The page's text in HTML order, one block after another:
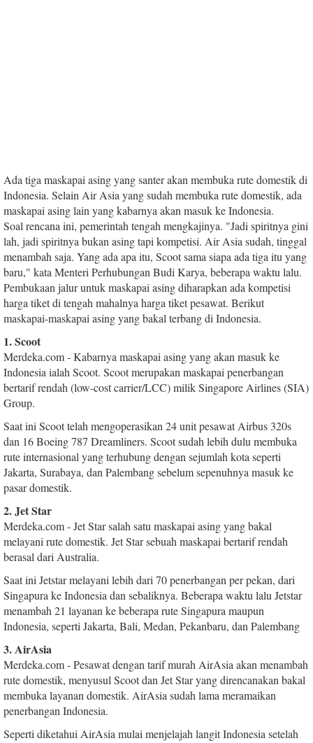
Ada tiga maskapai asing yang santer akan membuka rute domestik di
Indonesia. Selain Air Asia yang sudah membuka rute domestik, ada
maskapai asing lain yang kabarnya akan masuk ke Indonesia.
Soal rencana ini, pemerintah tengah mengkajinya. "Jadi spiritnya gini
lah, jadi spiritnya bukan asing tapi kompetisi. Air Asia sudah, tinggal
menambah saja. Yang ada apa itu, Scoot sama siapa ada tiga itu yang
baru," kata Menteri Perhubungan Budi Karya, beberapa waktu lalu.
Pembukaan jalur untuk maskapai asing diharapkan ada kompetisi
harga tiket di tengah mahalnya harga tiket pesawat. Berikut
maskapai-maskapai asing yang bakal terbang di Indonesia.
1. Scoot
Merdeka.com - Kabarnya maskapai asing yang akan masuk ke
Indonesia ialah Scoot. Scoot merupakan maskapai penerbangan
bertarif rendah (low-cost carrier/LCC) milik Singapore Airlines (SIA)
Group.
Saat ini Scoot telah mengoperasikan 24 unit pesawat Airbus 320s
dan 16 Boeing 787 Dreamliners. Scoot sudah lebih dulu membuka
rute internasional yang terhubung dengan sejumlah kota seperti
Jakarta, Surabaya, dan Palembang sebelum sepenuhnya masuk ke
pasar domestik.
2. Jet Star
Merdeka.com - Jet Star salah satu maskapai asing yang bakal
melayani rute domestik. Jet Star sebuah maskapai bertarif rendah
berasal dari Australia.
Saat ini Jetstar melayani lebih dari 70 penerbangan per pekan, dari
Singapura ke Indonesia dan sebaliknya. Beberapa waktu lalu Jetstar
menambah 21 layanan ke beberapa rute Singapura maupun
Indonesia, seperti Jakarta, Bali, Medan, Pekanbaru, dan Palembang
3. AirAsia
Merdeka.com - Pesawat dengan tarif murah AirAsia akan menambah
rute domestik, menyusul Scoot dan Jet Star yang direncanakan bakal
membuka layanan domestik. AirAsia sudah lama meramaikan
penerbangan Indonesia.
Seperti diketahui AirAsia mulai menjelajah langit Indonesia setelah